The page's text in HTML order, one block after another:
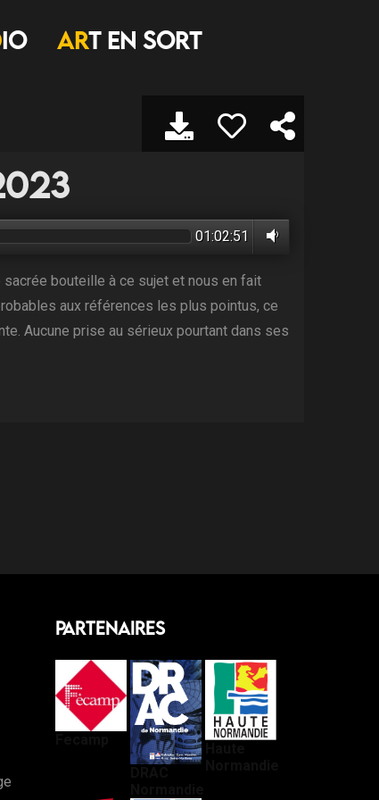
IO ART EN SORT
01:02:51
sacrée bouteille à ce sujet et nous en fait
aux références les plus pointus, ce
Aucune prise au sérieux pourtant dans ses
Partenaires